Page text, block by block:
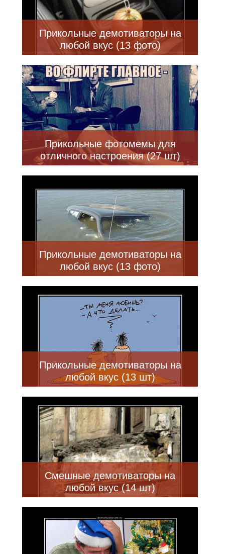
Прикольные демотиваторы на
любой вкус (13 фото)
Прикольные фотомемы для
отличного настроения (27 шт)
Прикольные демотиваторы на
любой вкус (13 фото)
Прикольные демотиваторы на
любой вкус (13 шт)
Смешные демотиваторы на
любой вкус (14 шт)